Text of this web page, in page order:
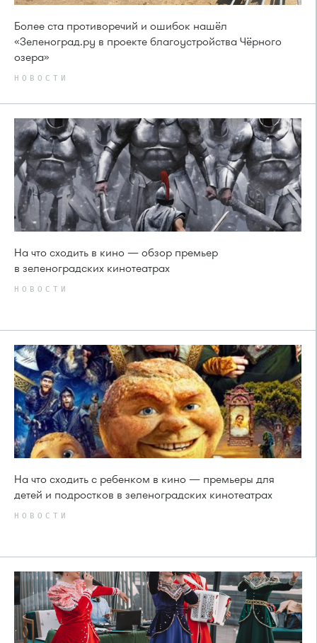
Более ста противоречий и ошибок нашёл
«Зеленоград.ру в проекте благоустройства Чёрного
озера»
НОВОСТИ
На что сходить в кино — обзор премьер
в зеленоградских кинотеатрах
НОВОСТИ
На что сходить с ребенком в кино — премьеры для
детей и подростков в зеленоградских кинотеатрах
НОВОСТИ